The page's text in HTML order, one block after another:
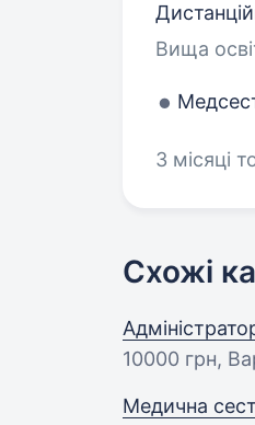
Вища
3 місяці
Схожі
10000 грн,
Медична